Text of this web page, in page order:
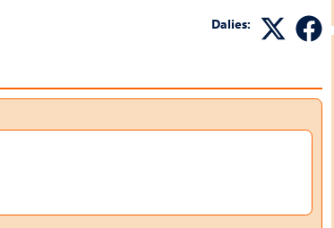
Dalies: